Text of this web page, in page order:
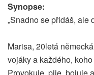
Synopse:
„Snadno se přidáš, ale
Marisa, 20letá
vojáky a každého,